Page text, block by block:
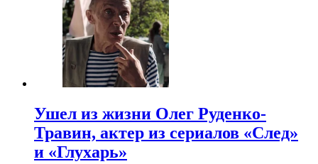
Ушел из жизни Олег Руденко-
Травин, актер из сериалов «След»
и «Глухарь»